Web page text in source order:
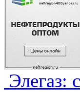
Элегаз: